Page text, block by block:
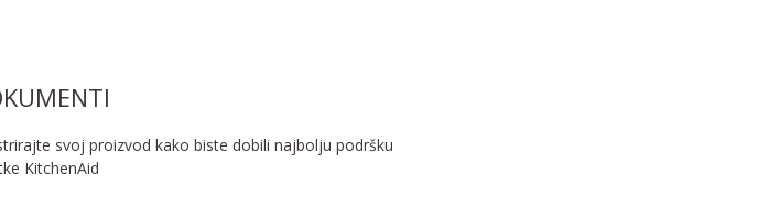
svoj proizvod kako biste dobili najbolju podršku
KitchenAid